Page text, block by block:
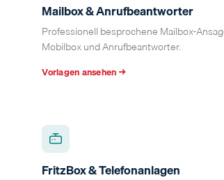
Mailbox & Anrufbeantworter
Professionell besprochene Mailbox-
Mobilbox und Anrufbeantworter.
Vorlagen ansehen →
FritzBox & Telefonanlagen